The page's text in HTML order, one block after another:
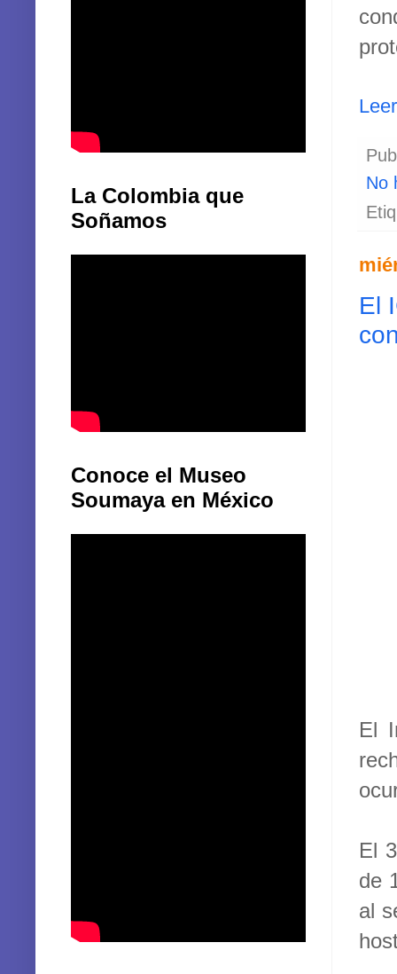
No
El
El
El
de
al
La Colombia que
Soñamos
Conoce el Museo
Soumaya en México